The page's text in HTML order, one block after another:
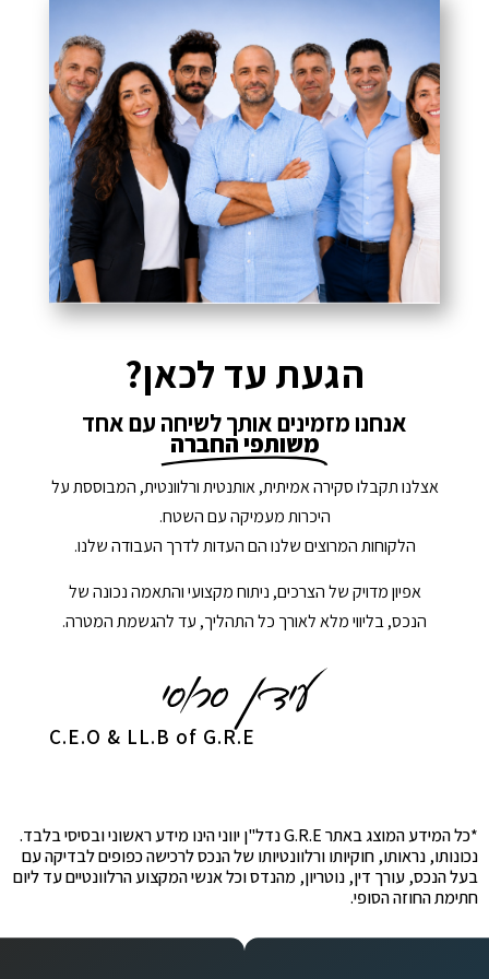
הגעת עד לכאן?
אנחנו מזמינים אותך לשיחה עם אחד
משותפי החברה
אצלנו תקבלו סקירה אמיתית, אותנטית ורלוונטית, המבוססת על
היכרות מעמיקה עם השטח.
הלקוחות המרוצים שלנו הם העדות לדרך העבודה שלנו.
אפיון מדויק של הצרכים, ניתוח מקצועי והתאמה נכונה של
הנכס, בליווי מלא לאורך כל התהליך, עד להגשמת המטרה.
C.E.O & LL.B of G.R.E
*כל המידע המוצג באתר G.R.E נדל"ן יווני הינו מידע ראשוני ובסיסי בלבד.
נכונותו, נראותו, חוקיותו ורלוונטיותו של הנכס לרכישה כפופים לבדיקה עם
בעל הנכס, עורך דין, נוטריון, מהנדס וכל אנשי המקצוע הרלוונטיים עד ליום
חתימת החוזה הסופי.